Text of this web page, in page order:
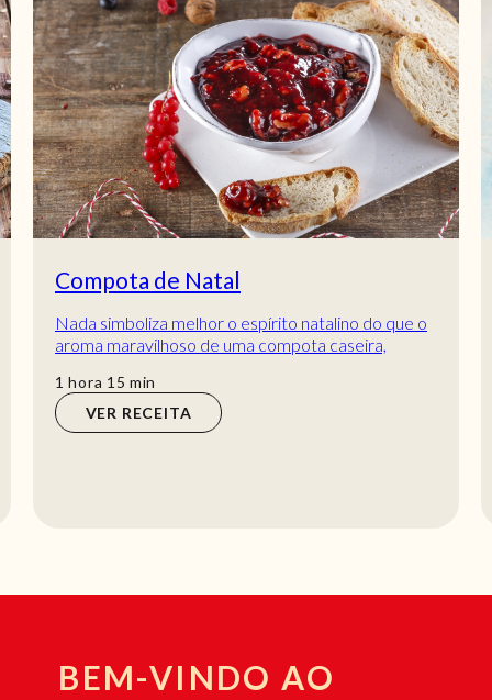
Compota de Natal
Nada simboliza melhor o espírito natalino do que o
aroma maravilhoso de uma compota caseira,
1 hora
hora 15 min
min
VER RECEITA
BEM-VINDO AO